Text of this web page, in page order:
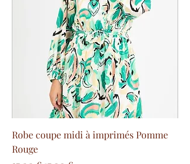
Robe coupe midi à imprimés Pomme
Rouge